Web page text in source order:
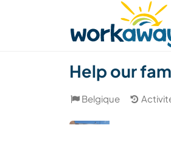
Trouver hôte
Help our
Belgique